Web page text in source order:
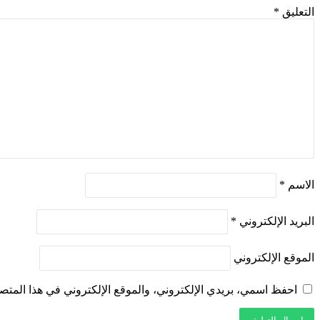
التعليق *
الاسم *
البريد الإلكتروني *
الموقع الإلكتروني
احفظ اسمي، بريدي الإلكتروني، والموقع الإلكتروني في هذا